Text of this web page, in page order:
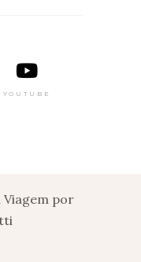
YOUTUBE
por